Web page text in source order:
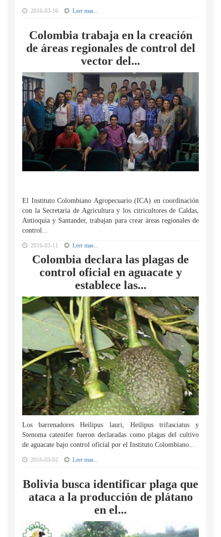
2016-03-16 Leer mas...
Colombia trabaja en la creación
de áreas regionales de control del
vector del...
El Instituto Colombiano Agropecuario (ICA) en coordinación
con la Secretaría de Agricultura y los citricultores de Caldas,
Antioquía y Santander, trabajan para crear áreas regionales de
control...
2016-03-11 Leer mas...
Colombia declara las plagas de
control oficial en aguacate y
establece las...
Los barrenadores Heilipus lauri, Heilipus trifasciatus y
Stenoma catenifer fueron declaradas como plagas del cultivo
de aguacate bajo control oficial por el Instituto Colombiano...
2016-03-02 Leer mas...
Bolivia busca identificar plaga que
ataca a la producción de plátano
en el...